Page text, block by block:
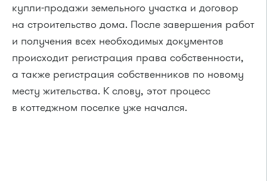
купли-продажи земельного участка и договор
на строительство дома. После завершения работ
и получения всех необходимых документов
происходит регистрация права собственности,
а также регистрация собственников по новому
месту жительства. К слову, этот процесс
в коттеджном поселке уже начался.